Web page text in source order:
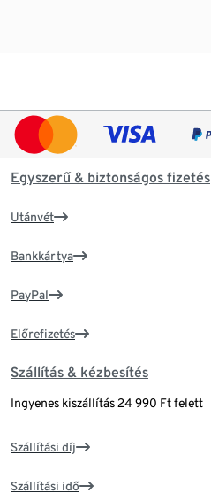
Egyszerű & biztonságos fizetés
Utánvét
Bankkártya
PayPal
Előrefizetés
Szállítás & kézbesítés
Ingyenes kiszállítás 24 990 Ft felett
Szállítási díj
Szállítási idő